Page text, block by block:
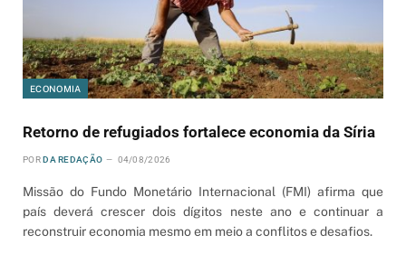
ECONOMIA
Retorno de refugiados fortalece economia da Síria
POR DA REDAÇÃO 04/08/2026
Missão do Fundo Monetário Internacional (FMI) afirma que
país deverá crescer dois dígitos neste ano e continuar a
reconstruir economia mesmo em meio a conflitos e desafios.